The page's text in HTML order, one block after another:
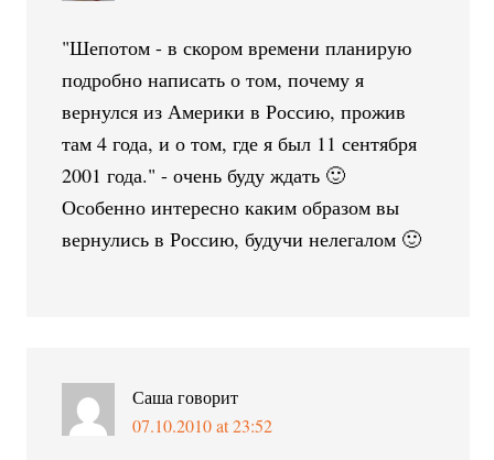
"Шепотом - в скором времени планирую
подробно написать о том, почему я
вернулся из Америки в Россию, прожив
там 4 года, и о том, где я был 11 сентября
2001 года." - очень буду ждать 🙂
Особенно интересно каким образом вы
вернулись в Россию, будучи нелегалом 🙂
Саша говорит
07.10.2010 at 23:52